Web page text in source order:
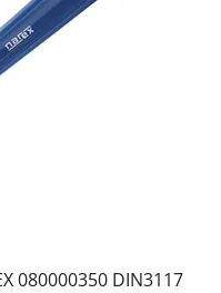
080000350 DIN3117